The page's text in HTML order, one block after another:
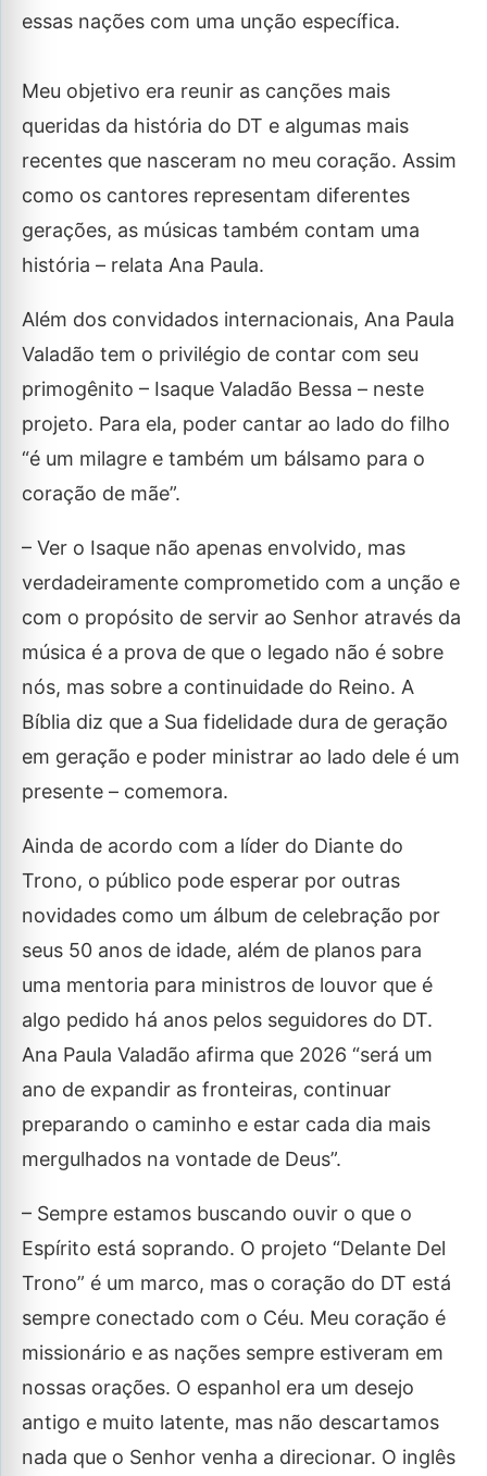
essas nações com uma unção específica.
Meu objetivo era reunir as canções mais
queridas da história do DT e algumas mais
recentes que nasceram no meu coração. Assim
como os cantores representam diferentes
gerações, as músicas também contam uma
história – relata Ana Paula.
Além dos convidados internacionais, Ana Paula
Valadão tem o privilégio de contar com seu
primogênito – Isaque Valadão Bessa – neste
projeto. Para ela, poder cantar ao lado do filho
“é um milagre e também um bálsamo para o
coração de mãe”.
– Ver o Isaque não apenas envolvido, mas
verdadeiramente comprometido com a unção e
com o propósito de servir ao Senhor através da
música é a prova de que o legado não é sobre
nós, mas sobre a continuidade do Reino. A
Bíblia diz que a Sua fidelidade dura de geração
em geração e poder ministrar ao lado dele é um
presente – comemora.
Ainda de acordo com a líder do Diante do
Trono, o público pode esperar por outras
novidades como um álbum de celebração por
seus 50 anos de idade, além de planos para
uma mentoria para ministros de louvor que é
algo pedido há anos pelos seguidores do DT.
Ana Paula Valadão afirma que 2026 “será um
ano de expandir as fronteiras, continuar
preparando o caminho e estar cada dia mais
mergulhados na vontade de Deus”.
– Sempre estamos buscando ouvir o que o
Espírito está soprando. O projeto “Delante Del
Trono” é um marco, mas o coração do DT está
sempre conectado com o Céu. Meu coração é
missionário e as nações sempre estiveram em
nossas orações. O espanhol era um desejo
antigo e muito latente, mas não descartamos
nada que o Senhor venha a direcionar. O inglês